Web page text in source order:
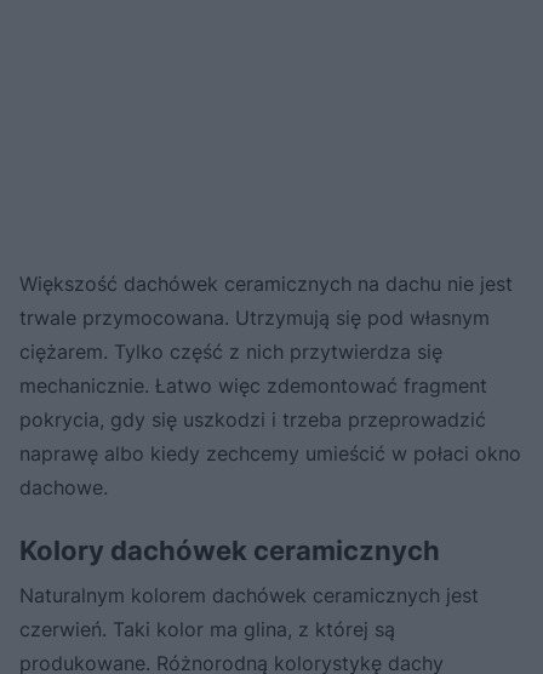
Większość dachówek ceramicznych na dachu nie jest
trwale przymocowana. Utrzymują się pod własnym
ciężarem. Tylko część z nich przytwierdza się
mechanicznie. Łatwo więc zdemontować fragment
pokrycia, gdy się uszkodzi i trzeba przeprowadzić
naprawę albo kiedy zechcemy umieścić w połaci okno
dachowe.
Kolory dachówek ceramicznych
Naturalnym kolorem dachówek ceramicznych jest
czerwień. Taki kolor ma glina, z której są
produkowane. Różnorodną kolorystykę dachy